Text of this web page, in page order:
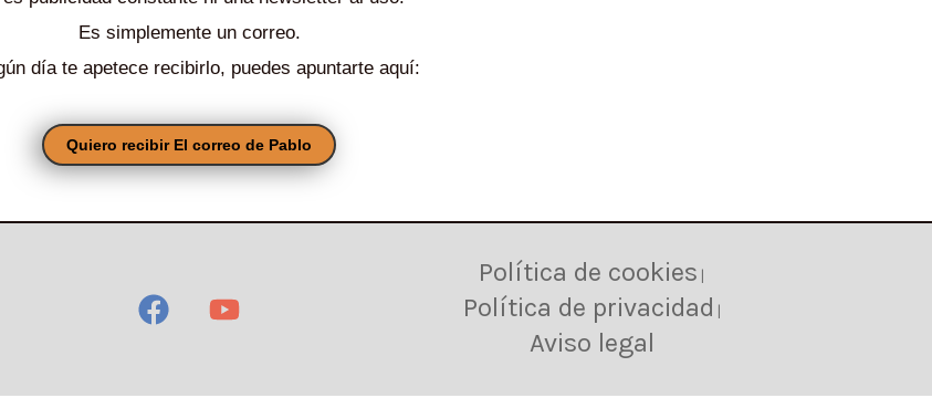
Es simplemente un correo.
día te apetece recibirlo, puedes apuntarte aquí:
Quiero recibir El correo de Pablo
Política de cookies
Política de privacidad
Aviso legal